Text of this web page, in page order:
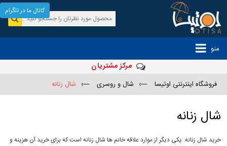
منو
مرکز مشتریان
فروشگاه اینترنتی اوتیسا —› شال و روسری —› شال زنانه
شال زنانه
خرید شال زنانه. یکی دیگر از موارد علاقه خانم ها شال زنانه است که برای خرید آن هزینه و
کانال ما در تلگرام